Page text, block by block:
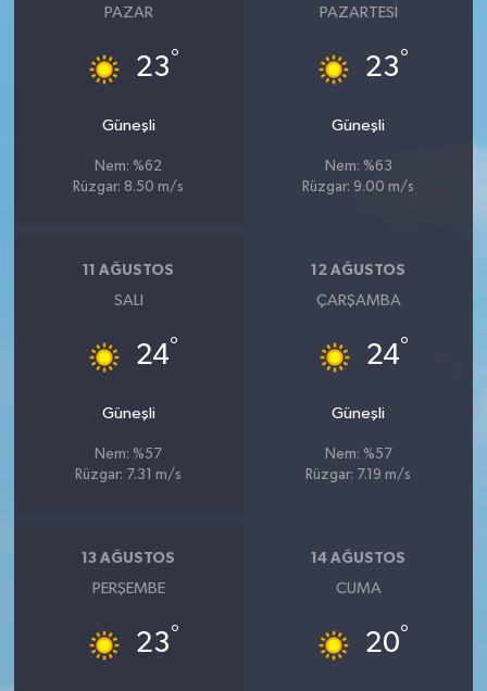
PAZAR
23°
Güneşli
Nem: %62
Rüzgar: 8.50 m/s
PAZARTESI
23°
Güneşli
Nem: %63
Rüzgar: 9.00 m/s
11 AĞUSTOS
SALI
24°
Güneşli
Nem: %57
Rüzgar: 7.31 m/s
12 AĞUSTOS
ÇARŞAMBA
24°
Güneşli
Nem: %57
Rüzgar: 7.19 m/s
13 AĞUSTOS
PERŞEMBE
23°
14 AĞUSTOS
CUMA
20°